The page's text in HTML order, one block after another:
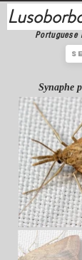
Synaphe